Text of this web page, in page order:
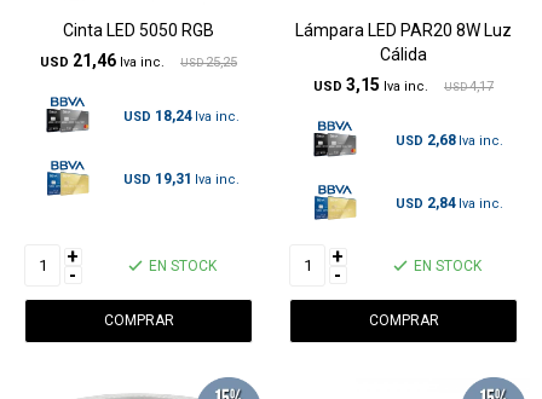
Cinta LED 5050 RGB
USD 21,46 USD 25,25
USD 18,24
USD 19,31
+
- EN STOCK
Lámpara LED PAR20 8W Luz
Cálida
USD 3,15 USD 4,17
USD 2,68
USD 2,84
+
- EN STOCK